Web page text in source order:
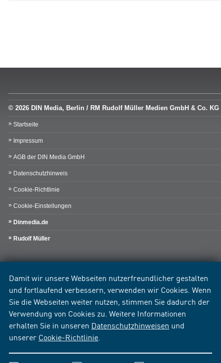
Damit wir unsere Webseiten nutzerfreundlicher gestalten
und fortlaufend verbessern, verwenden wir Cookies. Wenn
Sie die Webseiten weiter nutzen, stimmen Sie dadurch der
Verwendung von Cookies zu. Weitere Informationen
erhalten Sie in unseren Datenschutzhinweisen und
unserer Cookie-Richtlinie
© 2026 DIN Media, Berlin / RM Rudolf Müller Medien GmbH & Co. KG
Startseite
Impressum
AGB der DIN Media GmbH
Datenschutzhinweis
Cookie-Richtlinie
Cookie-Einstellungen
Dinmedia.de
Rudolf Müller